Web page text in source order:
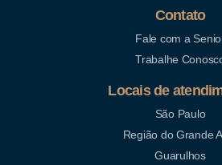
Contato
Fale com a
Trabalhe
Locais de
São Paulo
Região do Grande
Guarulhos